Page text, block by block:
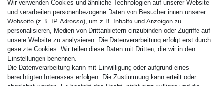
Festina Armband
Citizen Armband
M. Lacroix Armband
J. Lemans Armband
Uhrenarmbänder - Alle
Sicherheit
Wir verwenden Cookies und ähnliche Technologien auf unserer Website
und verarbeiten personenbezogene Daten von Besucher:innen unserer
Webseite (z.B. IP-Adresse), um z.B. Inhalte und Anzeigen zu
personalisieren, Medien von Drittanbietern einzubinden oder Zugriffe auf
unsere Website zu analysieren. Die Datenverarbeitung erfolgt erst durch
gesetzte Cookies. Wir teilen diese Daten mit Dritten, die wir in den
Einstellungen benennen.
Die Datenverarbeitung kann mit Einwilligung oder aufgrund eines
berechtigten Interesses erfolgen. Die Zustimmung kann erteilt oder